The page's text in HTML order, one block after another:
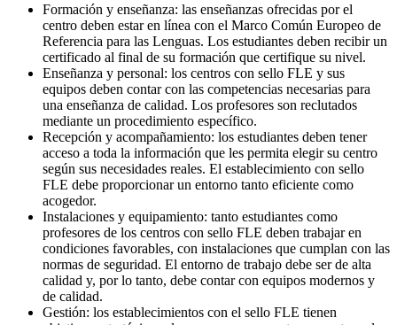
Formación y enseñanza: las enseñanzas ofrecidas por el
centro deben estar en línea con el Marco Común Europeo de
Referencia para las Lenguas. Los estudiantes deben recibir un
certificado al final de su formación que certifique su nivel.
Enseñanza y personal: los centros con sello FLE y sus
equipos deben contar con las competencias necesarias para
una enseñanza de calidad. Los profesores son reclutados
mediante un procedimiento específico.
Recepción y acompañamiento: los estudiantes deben tener
acceso a toda la información que les permita elegir su centro
según sus necesidades reales. El establecimiento con sello
FLE debe proporcionar un entorno tanto eficiente como
acogedor.
Instalaciones y equipamiento: tanto estudiantes como
profesores de los centros con sello FLE deben trabajar en
condiciones favorables, con instalaciones que cumplan con las
normas de seguridad. El entorno de trabajo debe ser de alta
calidad y, por lo tanto, debe contar con equipos modernos y
de calidad.
Gestión: los establecimientos con el sello FLE tienen